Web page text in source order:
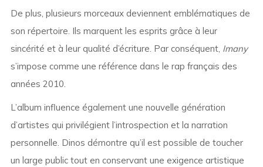
De plus, plusieurs morceaux deviennent emblématiques de
son répertoire. Ils marquent les esprits grâce à leur
sincérité et à leur qualité d’écriture. Par conséquent, Imany
s’impose comme une référence dans le rap français des
années 2010.
L’album influence également une nouvelle génération
d’artistes qui privilégient l’introspection et la narration
personnelle. Dinos démontre qu’il est possible de toucher
un large public tout en conservant une exigence artistique